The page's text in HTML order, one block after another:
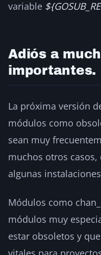
variable
Adiós a
importantes.
La próxima versión
módulos como
sean muy
muchos otros
algunas
Módulos como
módulos muy
estar obsoletos y